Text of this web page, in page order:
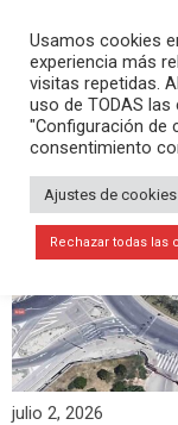
julio 2, 2026
Usamos cookies
experiencia más
visitas repetidas.
uso de TODAS
"Configuración de
consentimiento
Ajustes de cookies
Rechazar todas las